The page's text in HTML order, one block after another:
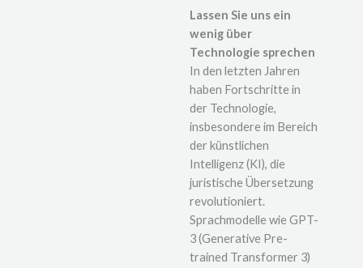
Lassen Sie uns ein
wenig über
Technologie sprechen
In den letzten Jahren
haben Fortschritte in
der Technologie,
insbesondere im Bereich
der künstlichen
Intelligenz (KI), die
juristische Übersetzung
revolutioniert.
Sprachmodelle wie GPT-
3 (Generative Pre-
trained Transformer 3)